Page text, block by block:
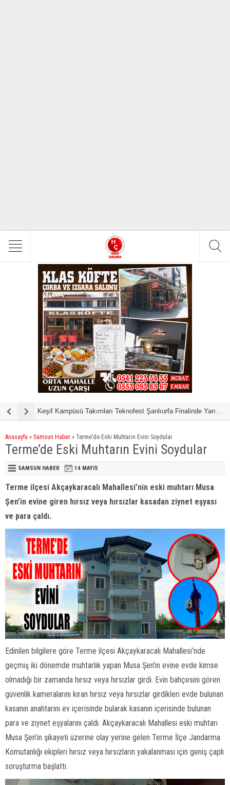
Keşif Kampüsü Takımları Teknofest Şanlıurfa Finalinde Yarışmaya Hak Kazandı Samsun’da
Anasayfa » Samsun Haber » Terme’de Eski Muhtarın Evini Soydular
Terme’de Eski Muhtarın Evini Soydular
SAMSUN HABER 14 MAYIS
Terme ilçesi Akçaykaracalı Mahallesi’nin eski muhtarı Musa
Şen’in evine giren hırsız veya hırsızlar kasadan ziynet eşyası
ve para çaldı.
Edinilen bilgilere göre Terme ilçesi Akçaykaracalı Mahallesi’nde
geçmiş iki dönemde muhtarlık yapan Musa Şen’in evine evde kimse
olmadığı bir zamanda hırsız veya hırsızlar girdi. Evin bahçesini gören
güvenlik kameralarını kıran hırsız veya hırsızlar girdikleri evde bulunan
kasanın anahtarını ev içerisinde bularak kasanın içerisinde bulunan
para ve ziynet eşyalarını çaldı. Akçaykaracalı Mahallesi eski muhtarı
Musa Şen’in şikayeti üzerine olay yerine gelen Terme İlçe Jandarma
Komutanlığı ekipleri hırsız veya hırsızların yakalanması için geniş çaplı
soruşturma başlattı.